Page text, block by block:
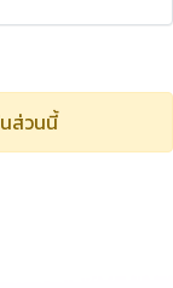
ส่วนนี้